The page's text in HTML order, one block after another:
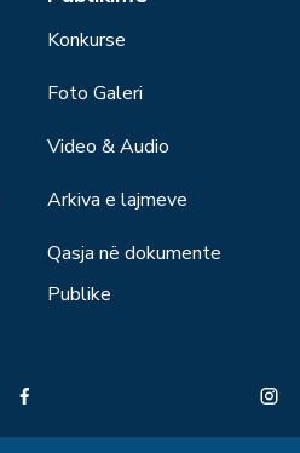
Konkurse
Foto Galeri
Video & Audio
Arkiva e lajmeve
Qasja në dokumente
Publike